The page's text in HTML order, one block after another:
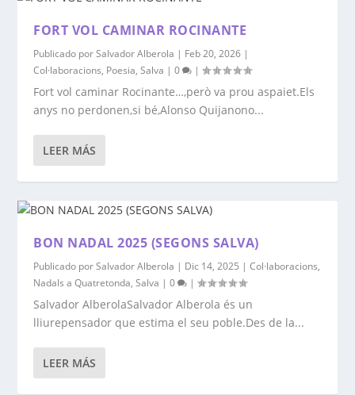
FORT VOL CAMINAR ROCINANTE
Publicado porSalvador Alberola | Feb 20, 2026 |
Col·laboracions, Poesia,Salva |0 |
Fort vol caminar Rocinante…,però va prou aspaiet.Els
anys no perdonen,si bé,Alonso Quijanono...
LEER MÁS
BON NADAL 2025 (SEGONS SALVA)
Publicado porSalvador Alberola | Dic 14, 2025 |Col·laboracions,
Nadals a Quatretonda,Salva |0 |
Salvador AlberolaSalvador Alberola és un
lliurepensador que estima el seu poble.Des de la...
LEER MÁS